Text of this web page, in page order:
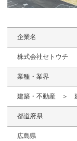
企業名
株式会社セトウチ
業種・業界
建築・不動産 ＞
都道府県
広島県